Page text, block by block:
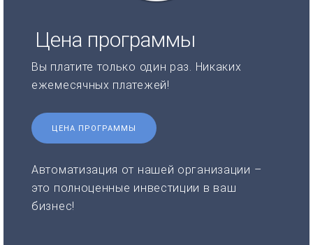
Цена программы
Вы платите только один раз. Никаких
ежемесячных платежей!
ЦЕНА ПРОГРАММЫ
Автоматизация от нашей организации –
это полноценные инвестиции в ваш
бизнес!